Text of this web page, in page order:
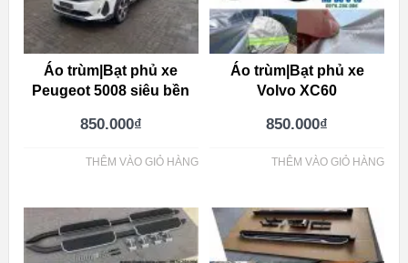
Áo trùm|Bạt phủ xe
Peugeot 5008 siêu bền
850.000₫
THÊM VÀO GIỎ HÀNG
Áo trùm|Bạt phủ xe
Volvo XC60
850.000₫
THÊM VÀO GIỎ HÀNG